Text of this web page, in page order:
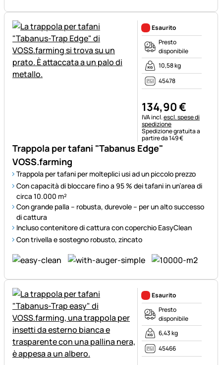
Trappola per tafani "Tabanus Edge"
VOSS.farming
Trappola per tafani per molteplici usi ad un piccolo prezzo
Con capacità di bloccare fino a 95 % dei tafani in un’area di
circa 10.000 m²
Con grande palla – robusta, durevole – per un alto successo
di cattura
Incluso contenitore di cattura con coperchio EasyClean
Con trivella e sostegno robusto, zincato
Esaurito
Presto
disponibile
10,58 kg
45478
134,90€
Informazioni fiscali:
IVA incl.escl. spese di
spedizione
Spedizione gratuita a
partire da 149 €
Esaurito
Presto
disponibile
6,43 kg
45466